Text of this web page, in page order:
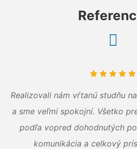
Realizovali nám vŕtanú studňu
a sme veľmi spokojní. Všetko
podľa vopred dohodnutých
komunikácia a celkový